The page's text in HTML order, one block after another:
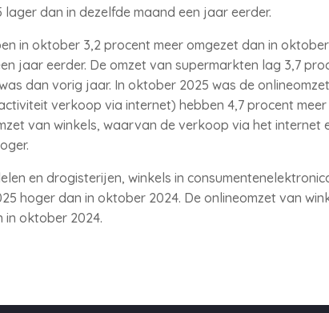
dan in dezelfde maand een jaar eerder.
in oktober 3,2 procent meer omgezet dan in
jaar eerder. De omzet van supermarkten lag 3,7
dan vorig jaar. In oktober 2025 was de
verkoop via internet) hebben 4,7 procent
van winkels, waarvan de verkoop via het internet
en drogisterijen, winkels in
hoger dan in oktober 2024. De onlineomzet van
oktober 2024.